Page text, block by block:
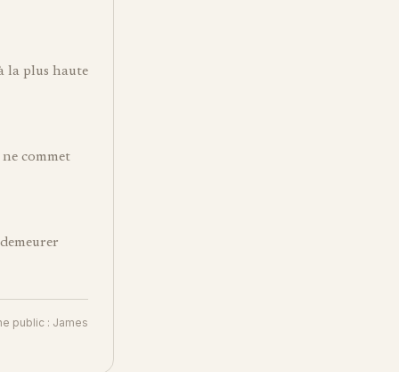
la plus haute
commet
public : James